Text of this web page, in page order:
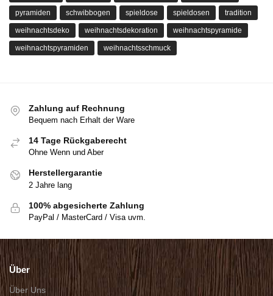
pyramiden schwibbogen spieldose spieldosen tradition
weihnachtsdeko weihnachtsdekoration weihnachtspyramide
weihnachtspyramiden weihnachtsschmuck
Zahlung auf Rechnung
Bequem nach Erhalt der Ware
14 Tage Rückgaberecht
Ohne Wenn und Aber
Herstellergarantie
2 Jahre lang
100% abgesicherte Zahlung
PayPal / MasterCard / Visa uvm.
Über
Über Uns